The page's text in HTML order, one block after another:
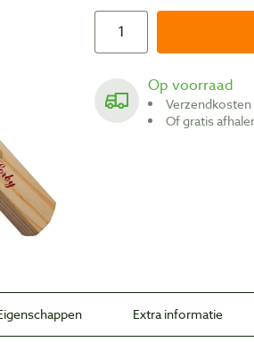
Op voorraad
Of gratis
Extra informatie